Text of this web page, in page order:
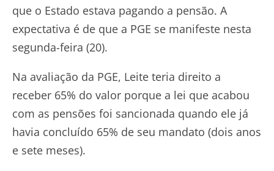
que o Estado estava pagando a pensão. A
expectativa é de que a PGE se manifeste nesta
segunda-feira (20).
Na avaliação da PGE, Leite teria direito a
receber 65% do valor porque a lei que acabou
com as pensões foi sancionada quando ele já
havia concluído 65% de seu mandato (dois anos
e sete meses).